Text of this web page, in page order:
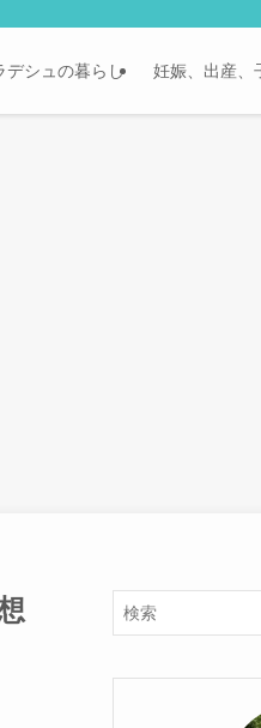
デシュの暮らし 妊娠、出産、